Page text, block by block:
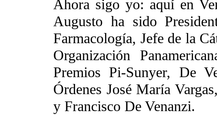
Ahora sigo yo: aquí en
Augusto ha sido
Farmacología, Jefe de la
Organización
Premios Pi-Sunyer, De
Órdenes José María
y Francisco De Venanzi.